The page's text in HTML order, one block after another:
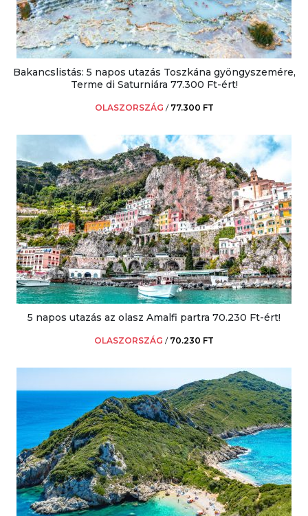
Bakancslistás: 5 napos utazás Toszkána gyöngyszemére,
Terme di Saturniára 77.300 Ft-ért!
OLASZORSZÁG / 77.300 FT
5 napos utazás az olasz Amalfi partra 70.230 Ft-ért!
OLASZORSZÁG / 70.230 FT